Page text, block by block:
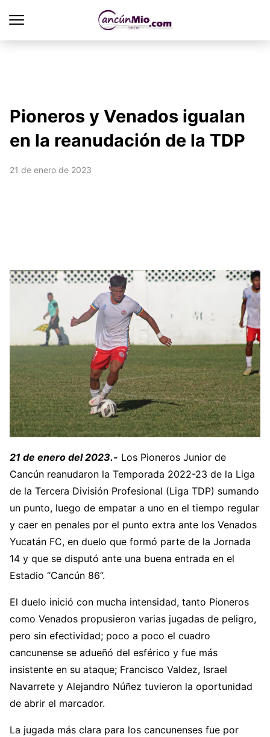
Pioneros y Venados igualan
en la reanudación de la TDP
21 de enero de 2023
21 de enero del 2023.- Los Pioneros Junior de
Cancún reanudaron la Temporada 2022-23 de la Liga
de la Tercera División Profesional (Liga TDP) sumando
un punto, luego de empatar a uno en el tiempo regular
y caer en penales por el punto extra ante los Venados
Yucatán FC, en duelo que formó parte de la Jornada
14 y que se disputó ante una buena entrada en el
Estadio “Cancún 86”.
El duelo inició con mucha intensidad, tanto Pioneros
como Venados propusieron varias jugadas de peligro,
pero sin efectividad; poco a poco el cuadro
cancunense se adueñó del esférico y fue más
insistente en su ataque; Francisco Valdez, Israel
Navarrete y Alejandro Núñez tuvieron la oportunidad
de abrir el marcador.
La jugada más clara para los cancunenses fue por